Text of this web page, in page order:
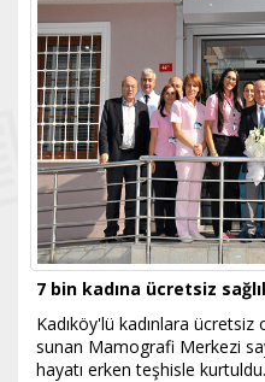
7 bin kadına ücretsiz
Kadıköy'lü kadınlara ücretsiz
sunan Mamografi Merkezi
hayatı erken teşhisle kurtuldu.